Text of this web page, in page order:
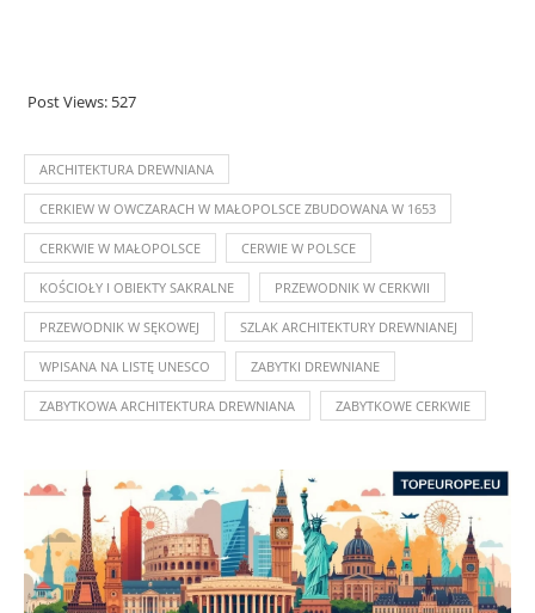
Post Views: 527
ARCHITEKTURA DREWNIANA
CERKIEW W OWCZARACH W MAŁOPOLSCE ZBUDOWANA W 1653
CERKWIE W MAŁOPOLSCE CERWIE W POLSCE
KOŚCIOŁY I OBIEKTY SAKRALNE PRZEWODNIK W CERKWII
PRZEWODNIK W SĘKOWEJ SZLAK ARCHITEKTURY DREWNIANEJ
WPISANA NA LISTĘ UNESCO ZABYTKI DREWNIANE
ZABYTKOWA ARCHITEKTURA DREWNIANA ZABYTKOWE CERKWIE